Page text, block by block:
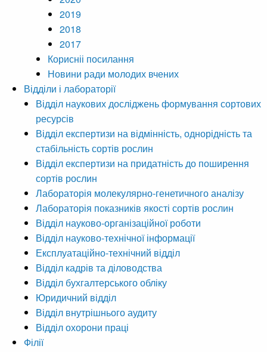
2019
2018
2017
Корисніі посилання
Новини ради молодих вчених
Відділи і лабораторії
Відділ наукових досліджень формування сортових
ресурсів
Відділ експертизи на відмінність, однорідність та
стабільність сортів рослин
Відділ експертизи на придатність до поширення
сортів рослин
Лабораторія молекулярно-генетичного аналізу
Лабораторія показників якості сортів рослин
Відділ науково-організаційної роботи
Відділ науково-технічної інформації
Експлуатаційно-технічний відділ
Відділ кадрів та діловодства
Відділ бухгалтерського обліку
Юридичний відділ
Відділ внутрішнього аудиту
Відділ охорони праці
Філії